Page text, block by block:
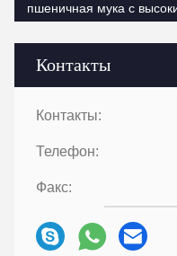
Контакты
Контакты:
Телефон:
Факс:
пшеничная мука с